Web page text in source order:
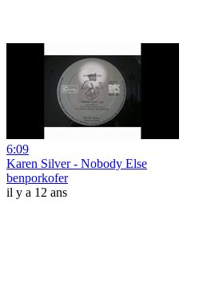
6:09
Karen Silver - Nobody Else
benporkofer
il y a 12 ans